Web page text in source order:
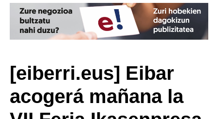
[eiberri.eus] Eibar
acogerá mañana la